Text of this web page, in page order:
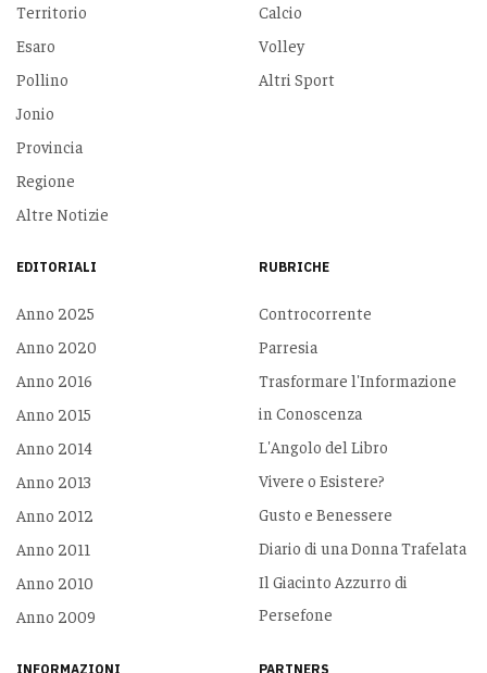
Territorio
Esaro
Pollino
Jonio
Provincia
Regione
Altre Notizie
Calcio
Volley
Altri Sport
EDITORIALI
Anno 2025
Anno 2020
Anno 2016
Anno 2015
Anno 2014
Anno 2013
Anno 2012
Anno 2011
Anno 2010
Anno 2009
RUBRICHE
Controcorrente
Parresia
Trasformare l'Informazione
in Conoscenza
L'Angolo del Libro
Vivere o Esistere?
Gusto e Benessere
Diario di una Donna Trafelata
Il Giacinto Azzurro di
Persefone
INFORMAZIONI PARTNERS